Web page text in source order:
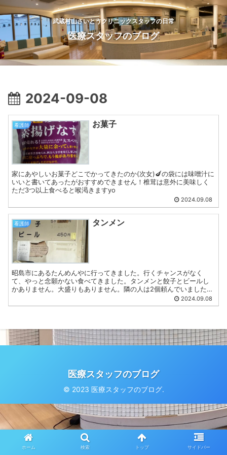
武蔵村山さいとうクリニックスタッフの日常
医療スタッフのブログ
2024-09-08
看護師 お菓子
家にあやしいお菓子どこでかってきたのか(次女)🍆の袋には味噌汁に
いいと書いてあったがおすすめできません！椎茸は意外に美味しく
ただ3つ以上食べると喉渇きますyo
2024.09.08
看護師 タンメン
昭島市にあるたんめんやに行ってきました。行くチャンスがなく
て、やっと念願かない食べてきました。タンメンと餃子とビールし
かありません。大盛りもありません。隣の人は2個頼んでいました。
もちろんとても美味しくいただきました。特製スパイスも置いて
い...
2024.09.08
医療スタッフのブログ
© 2023 医療スタッフのブログ.
ホーム 検索 トップ サイドバー